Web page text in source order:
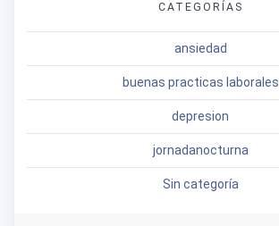
CATEGORÍAS
ansiedad
buenas practicas laborales
depresion
jornadanocturna
Sin categoría